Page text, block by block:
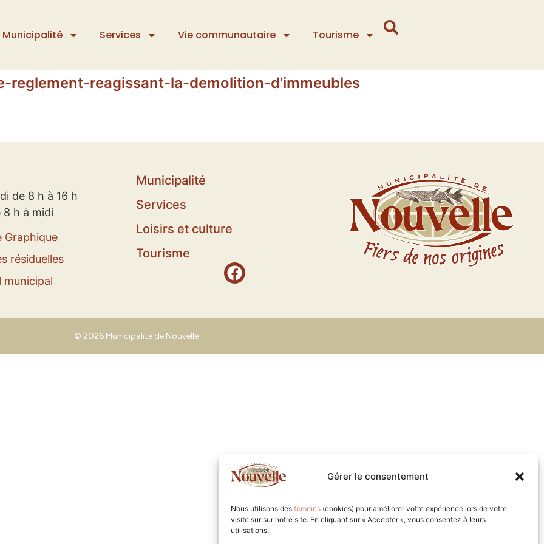
Gérer le consentement
Nous utilisons des témoins (cookies) pour améliorer votre expérience lors de votre
visite sur sur notre site. En cliquant sur « Accepter », vous consentez à leurs
utilisations.
Municipalité Services Vie communautaire Tourisme
reagissant-la-demolition-d'immeubles
de 8 h à 16 h
8 h à midi
Graphique
résiduelles
municipal
Municipalité
Services
Loisirs et culture
Tourisme
© 2026 Municipalité de Nouvelle